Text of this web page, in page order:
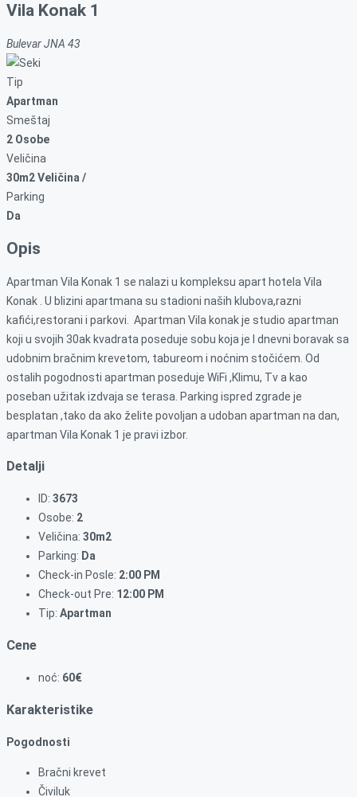
Vila Konak 1
Bulevar JNA 43
Tip
Apartman
Smeštaj
2 Osobe
Veličina
30m2 Veličina /
Parking
Da
Opis
Apartman Vila Konak 1 se nalazi u kompleksu apart hotela Vila
Konak . U blizini apartmana su stadioni naših klubova,razni
kafići,restorani i parkovi. Apartman Vila konak je studio apartman
koji u svojih 30ak kvadrata poseduje sobu koja je I dnevni boravak sa
udobnim bračnim krevetom, tabureom i noćnim stočićem. Od
ostalih pogodnosti apartman poseduje WiFi ,Klimu, Tv a kao
poseban užitak izdvaja se terasa. Parking ispred zgrade je
besplatan ,tako da ako želite povoljan a udoban apartman na dan,
apartman Vila Konak 1 je pravi izbor.
Detalji
ID: 3673
Osobe: 2
Veličina: 30m2
Parking: Da
Check-in Posle: 2:00 PM
Check-out Pre: 12:00 PM
Tip: Apartman
Cene
noć: 60€
Karakteristike
Pogodnosti
Bračni krevet
Čiviluk